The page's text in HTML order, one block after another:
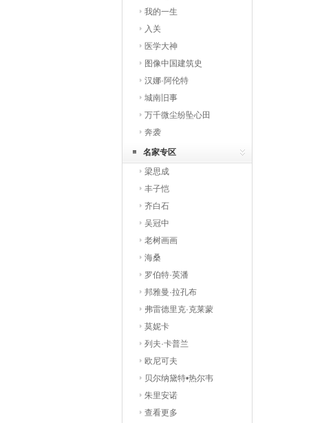
我的一生
入关
医学大神
图像中国建筑史
汉娜·阿伦特
城南旧事
万千微尘纷坠心田
奔袭
名家专区
梁思成
丰子恺
齐白石
吴冠中
老树画画
海桑
罗伯特·英潘
邦雅曼·拉孔布
弗雷德里克·克莱蒙
莫妮卡
列夫·卡普兰
欧尼可夫
贝尔纳黛特•热尔韦
朱里安诺
查看更多